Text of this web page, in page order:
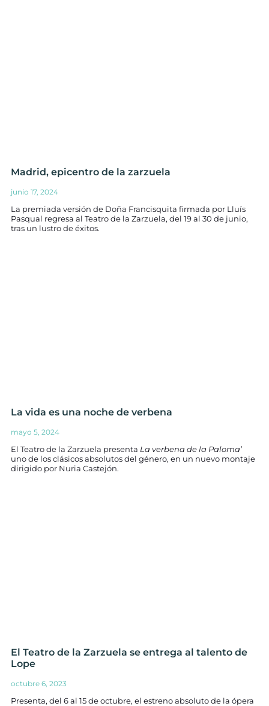
Madrid, epicentro de la zarzuela
junio 17, 2024
La premiada versión de Doña Francisquita firmada por Lluís
Pasqual regresa al Teatro de la Zarzuela, del 19 al 30 de junio,
tras un lustro de éxitos.
La vida es una noche de verbena
mayo 5, 2024
El Teatro de la Zarzuela presenta La verbena de la Paloma’
uno de los clásicos absolutos del género, en un nuevo montaje
dirigido por Nuria Castejón.
El Teatro de la Zarzuela se entrega al talento de
Lope
octubre 6, 2023
Presenta, del 6 al 15 de octubre, el estreno absoluto de la ópera